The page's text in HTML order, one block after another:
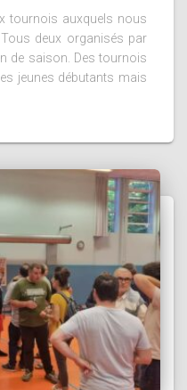
tournois auxquels nous
deux organisés par
de saison. Des tournois
jeunes débutants mais